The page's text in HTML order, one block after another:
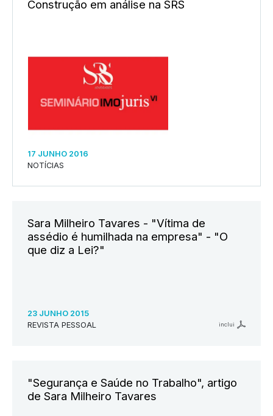
Construção em análise na SRS
17 JUNHO 2016
NOTÍCIAS
Sara Milheiro Tavares - "Vítima de
assédio é humilhada na empresa" - "O
que diz a Lei?"
23 JUNHO 2015
REVISTA PESSOAL
inclui
"Segurança e Saúde no Trabalho", artigo
de Sara Milheiro Tavares